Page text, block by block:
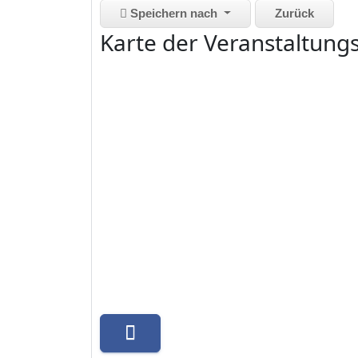
Speichern nach Zurück
Karte der